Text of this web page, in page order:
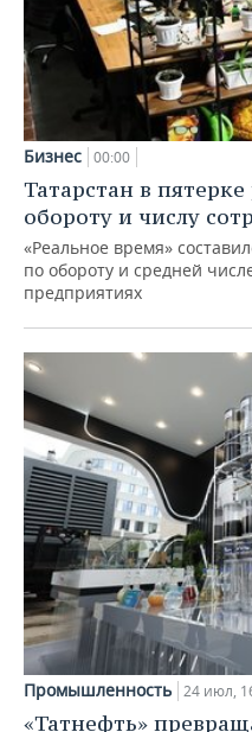
Бизнес 00:00
Татарстан в
обороту и числу
«Реальное время»
по обороту и средней
предприятиях
Промышленность 24 июл,
«Татнефть»